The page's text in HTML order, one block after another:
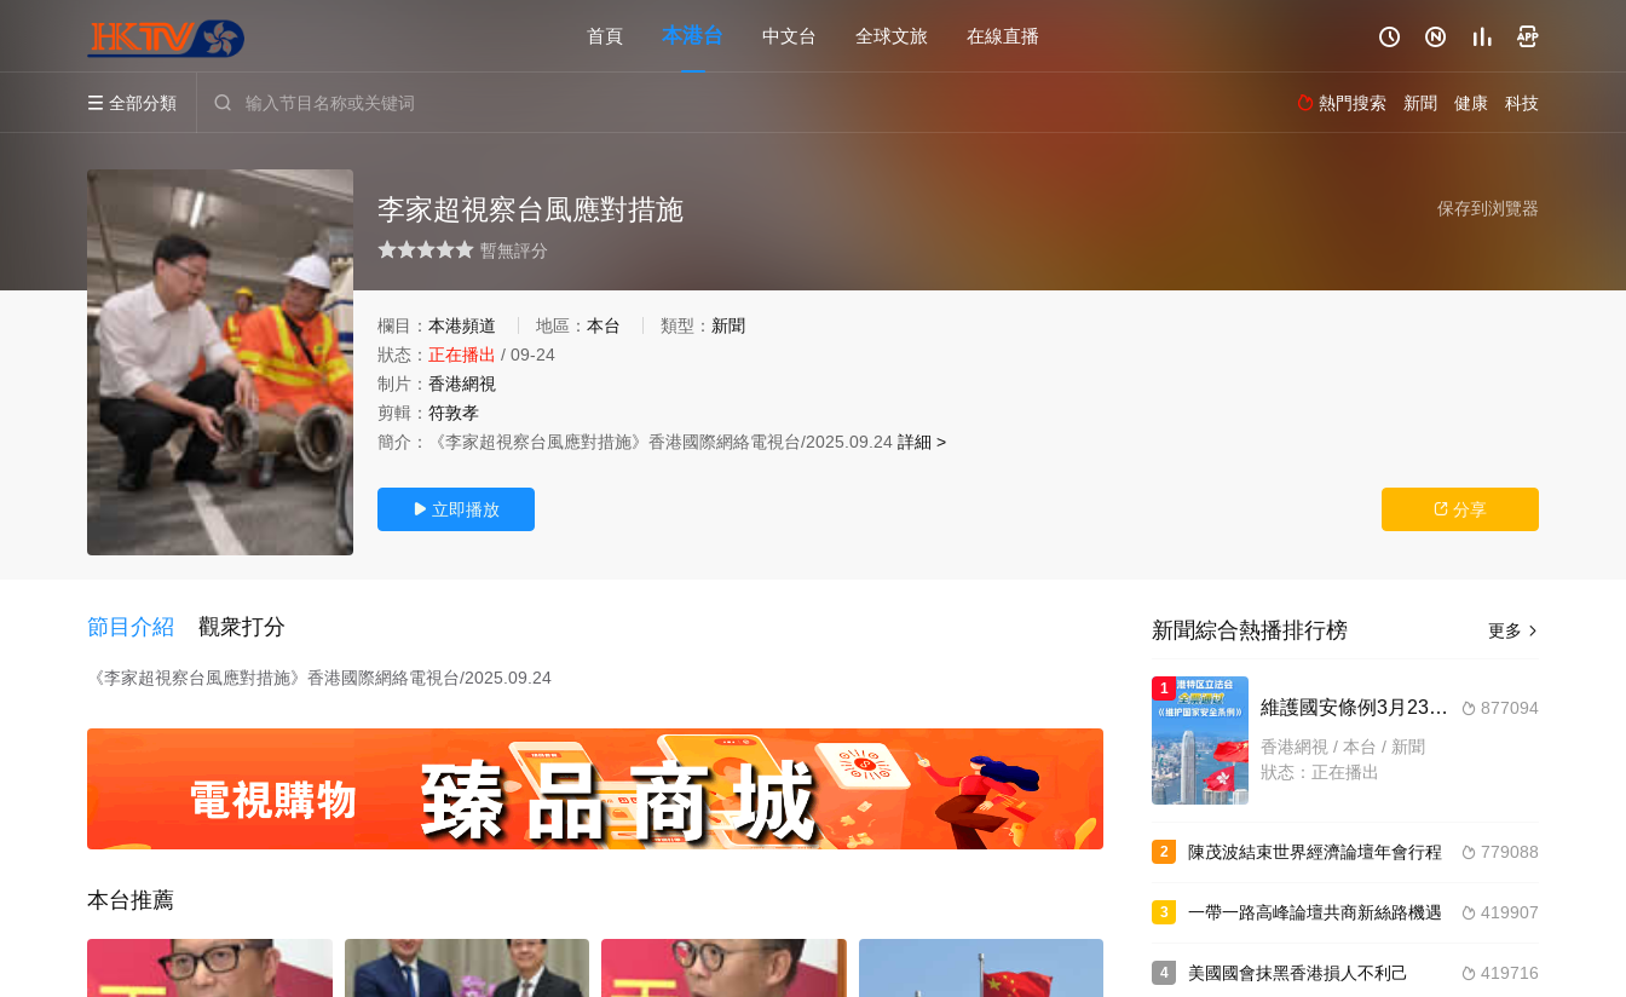
首頁 本港台 中文台 全球文旅 在線直播    
 全部分類   熱門搜索 新聞 健康 科技
保存到浏覽器
李家超視察台風應對措施
較差還行推薦力薦 暫無評分
欄目： 本港頻道 地區： 本台 類型： 新聞
狀态： 正在播出 / 09-24
制片： 香港網視
剪輯： 符敦孝
簡介：
《‌李家超視察台風應對措施》香港國際網絡電視台/2025.09.24 詳細 >
 立即播放  分享
節目介紹 觀衆打分
《‌李家超視察台風應對措施》香港國際網絡電視台/2025.09.24
本台推薦
更多 
新聞綜合熱播排行榜
1
 877094
維護國安條例3月23日正式生效
香港網視 / 本台 / 新聞
狀态：正在播出
2  779088
陳茂波結束世界經濟論壇年會行程
3  419907
一帶一路高峰論壇共商新絲路機遇
4  419716
美國國會抹黑香港損人不利己